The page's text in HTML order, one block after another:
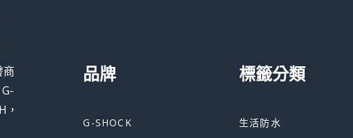
商
，
品牌
G-SHOCK
標籤分類
生活防水